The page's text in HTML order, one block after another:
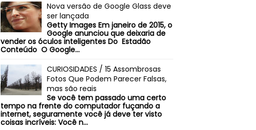
Nova versão de Google Glass deve
ser lançada
Getty Images Em janeiro de 2015, o
Google anunciou que deixaria de
vender os óculos inteligentes Do Estadão
Conteúdo O Google...
CURIOSIDADES / 15 Assombrosas
Fotos Que Podem Parecer Falsas,
mas são reais
Se você tem passado uma certo
tempo na frente do computador fuçando a
internet, seguramente você já deve ter visto
coisas incríveis: Você n...